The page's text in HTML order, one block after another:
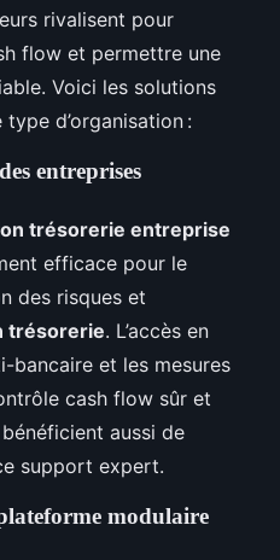
rivalisent pour
flow et permettre une
Voici les solutions
d’organisation :
entreprises
trésorerie entreprise
efficace pour le
des risques et
trésorerie. L’accès en
bancaire et les mesures
cash flow sûr et
aussi de
support expert.
modulaire